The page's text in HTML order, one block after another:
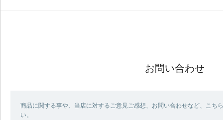
お問い合わせ
商品に関する事や、当店に対するご意見ご感想、お問い合わせなど、こち
い。